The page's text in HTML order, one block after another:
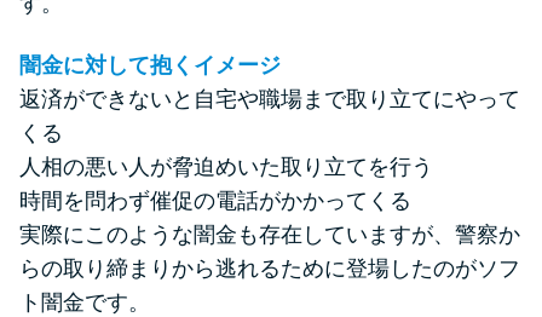
みずほ銀行カードローンの問い
合わせ先とシーン別の問い合わ
せ方法
闇金に対して抱くイメージ
返済ができないと自宅や職場まで取り立てにやって
くる
人相の悪い人が脅迫めいた取り立てを行う
時間を問わず催促の電話がかかってくる
実際にこのような闇金も存在していますが、警察か
らの取り締まりから逃れるために登場したのがソフ
ト闇金です。